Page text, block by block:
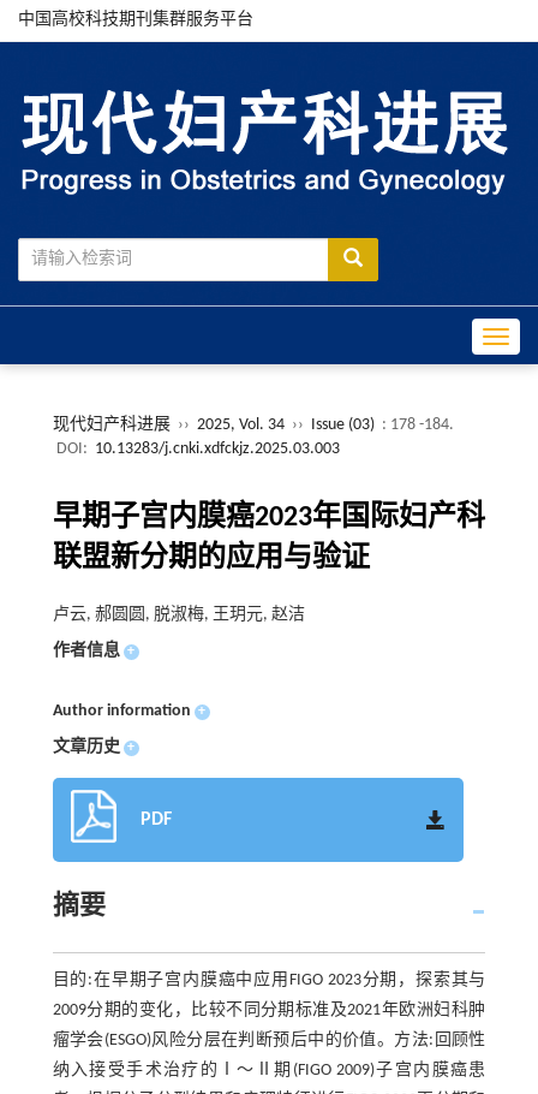
中国高校科技期刊集群服务平台
现代妇产科进展 ›› 2025, Vol. 34 ›› Issue (03) : 178 -184.
DOI: 10.13283/j.cnki.xdfckjz.2025.03.003
早期子宫内膜癌2023年国际妇产科
联盟新分期的应用与验证
卢云, 郝圆圆, 脱淑梅, 王玥元, 赵洁
作者信息 +
Author information +
文章历史 +
PDF
摘要
目的:在早期子宫内膜癌中应用FIGO 2023分期，探索其与
2009分期的变化，比较不同分期标准及2021年欧洲妇科肿
瘤学会(ESGO)风险分层在判断预后中的价值。方法:回顾性
纳入接受手术治疗的Ⅰ～Ⅱ期(FIGO 2009)子宫内膜癌患